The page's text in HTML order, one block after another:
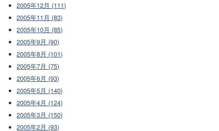
2005年12月 (111)
2005年11月 (83)
2005年10月 (85)
2005年9月 (90)
2005年8月 (101)
2005年7月 (75)
2005年6月 (93)
2005年5月 (140)
2005年4月 (124)
2005年3月 (150)
2005年2月 (93)